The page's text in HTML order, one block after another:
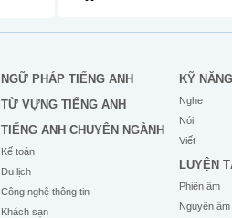
NGỮ PHÁP TIẾNG ANH
TỪ VỰNG TIẾNG ANH
TIẾNG ANH CHUYÊN NGÀNH
Kế toán
Du lịch
Công nghệ thông tin
Khách sạn
KỸ NĂNG
Nghe
Nói
Viết
LUYỆN
Phiên âm
Nguyên âm